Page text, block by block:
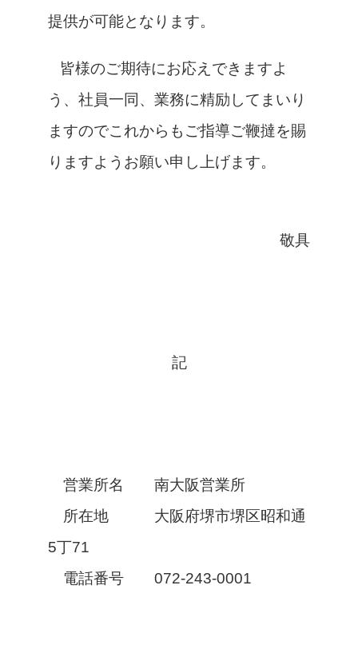
提供が可能となります。
皆様のご期待にお応えできますよ
う、社員一同、業務に精励してまいり
ますのでこれからもご指導ご鞭撻を賜
りますようお願い申し上げます。
敬具
記
営業所名 南大阪営業所
所在地 大阪府堺市堺区昭和通
5丁71
電話番号 072-243-0001